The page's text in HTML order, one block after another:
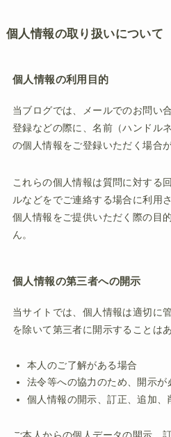
個人情報の取り扱いについて
個人情報の利用目的
当ブログでは、メールでのお問い
登録などの際に、名前（ハンドル
の個人情報をご登録いただく場合
これらの個人情報は質問に対する
ルなどをでご連絡する場合に利用
個人情報をご提供いただく際の目
ん。
個人情報の第三者への開示
当サイトでは、個人情報は適切に
を除いて第三者に開示することは
本人のご了解がある場合
法令等への協力のため、開示が
個人情報の開示、訂正、追加、
ご本人からの個人データの開示、